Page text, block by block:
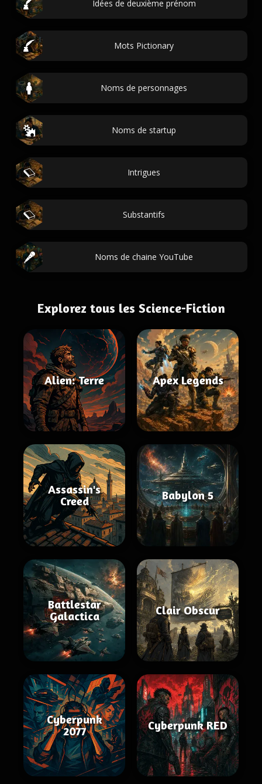
Idées de deuxième prénom
Mots Pictionary
Noms de personnages
Noms de startup
Intrigues
Substantifs
Noms de chaine YouTube
Explorez tous les Science-Fiction
Alien: Terre Apex Legends
Assassin's
Creed
Babylon 5
Battlestar
Galactica
Clair Obscur
Cyberpunk
2077
Cyberpunk RED